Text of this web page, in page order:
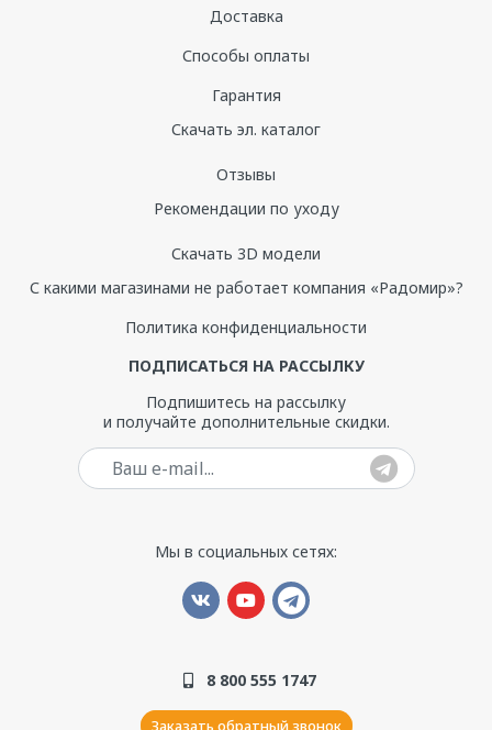
Доставка
Способы оплаты
Гарантия
Скачать эл. каталог
Отзывы
Рекомендации по уходу
Скачать 3D модели
С какими магазинами не работает компания «Радомир»?
Политика конфиденциальности
ПОДПИСАТЬСЯ НА РАССЫЛКУ
Подпишитесь на рассылку
и получайте дополнительные скидки.
Мы в социальных сетях:
8 800 555 1747